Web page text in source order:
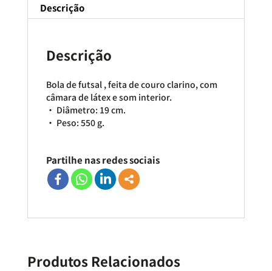
Descrição
Descrição
Bola de futsal , feita de couro clarino, com
câmara de látex e som interior.
• Diâmetro: 19 cm.
• Peso: 550 g.
Partilhe nas redes sociais
Produtos Relacionados